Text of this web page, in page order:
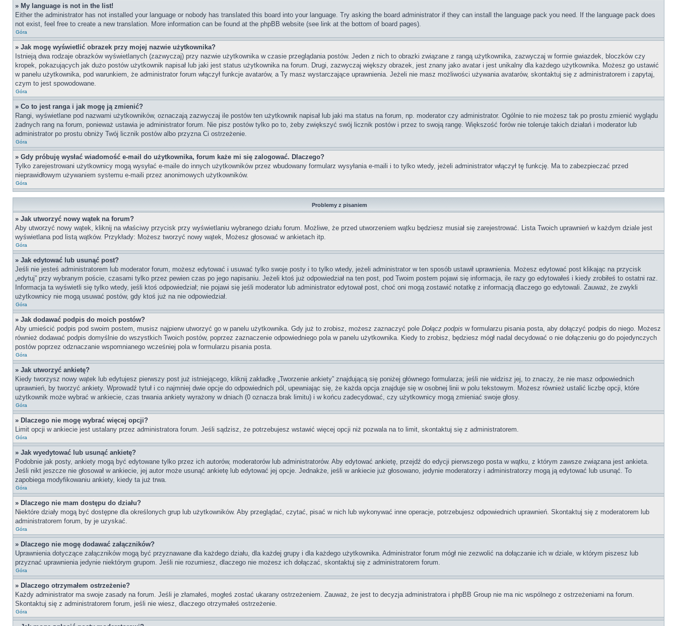
» My language is not in the list!
Either the administrator has not installed your language or nobody has translated this board into your language. Try asking the board administrator if they can install the language pack you need. If the language pack does
not exist, feel free to create a new translation. More information can be found at the phpBB website (see link at the bottom of board pages).
Góra
» Jak mogę wyświetlić obrazek przy mojej nazwie użytkownika?
Istnieją dwa rodzaje obrazków wyświetlanych (zazwyczaj) przy nazwie użytkownika w czasie przeglądania postów. Jeden z nich to obrazki związane z rangą użytkownika, zazwyczaj w formie gwiazdek, bloczków czy
kropek, pokazujących jak dużo postów użytkownik napisał lub jaki jest status użytkownika na forum. Drugi, zazwyczaj większy obrazek, jest znany jako avatar i jest unikalny dla każdego użytkownika. Możesz go ustawić
w panelu użytkownika, pod warunkiem, że administrator forum włączył funkcje avatarów, a Ty masz wystarczające uprawnienia. Jeżeli nie masz możliwości używania avatarów, skontaktuj się z administratorem i zapytaj,
czym to jest spowodowane.
Góra
» Co to jest ranga i jak mogę ją zmienić?
Rangi, wyświetlane pod nazwami użytkowników, oznaczają zazwyczaj ile postów ten użytkownik napisał lub jaki ma status na forum, np. moderator czy administrator. Ogólnie to nie możesz tak po prostu zmienić wyglądu
żadnych rang na forum, ponieważ ustawia je administrator forum. Nie pisz postów tylko po to, żeby zwiększyć swój licznik postów i przez to swoją rangę. Większość forów nie toleruje takich działań i moderator lub
administrator po prostu obniży Twój licznik postów albo przyzna Ci ostrzeżenie.
Góra
» Gdy próbuję wysłać wiadomość e-mail do użytkownika, forum każe mi się zalogować. Dlaczego?
Tylko zarejestrowani użytkownicy mogą wysyłać e-maile do innych użytkowników przez wbudowany formularz wysyłania e-maili i to tylko wtedy, jeżeli administrator włączył tę funkcję. Ma to zabezpieczać przed
nieprawidłowym używaniem systemu e-maili przez anonimowych użytkowników.
Góra
Problemy z pisaniem
» Jak utworzyć nowy wątek na forum?
Aby utworzyć nowy wątek, kliknij na właściwy przycisk przy wyświetlaniu wybranego działu forum. Możliwe, że przed utworzeniem wątku będziesz musiał się zarejestrować. Lista Twoich uprawnień w każdym dziale jest
wyświetlana pod listą wątków. Przykłady: Możesz tworzyć nowy wątek, Możesz głosować w ankietach itp.
Góra
» Jak edytować lub usunąć post?
Jeśli nie jesteś administratorem lub moderator forum, możesz edytować i usuwać tylko swoje posty i to tylko wtedy, jeżeli administrator w ten sposób ustawił uprawnienia. Możesz edytować post klikając na przycisk
„edytuj” przy wybranym poście, czasami tylko przez pewien czas po jego napisaniu. Jeżeli ktoś już odpowiedział na ten post, pod Twoim postem pojawi się informacja, ile razy go edytowałeś i kiedy zrobiłeś to ostatni raz.
Informacja ta wyświetli się tylko wtedy, jeśli ktoś odpowiedział; nie pojawi się jeśli moderator lub administrator edytował post, choć oni mogą zostawić notatkę z informacją dlaczego go edytowali. Zauważ, że zwykli
użytkownicy nie mogą usuwać postów, gdy ktoś już na nie odpowiedział.
Góra
» Jak dodawać podpis do moich postów?
Aby umieścić podpis pod swoim postem, musisz najpierw utworzyć go w panelu użytkownika. Gdy już to zrobisz, możesz zaznaczyć pole Dołącz podpis w formularzu pisania posta, aby dołączyć podpis do niego. Możesz
również dodawać podpis domyślnie do wszystkich Twoich postów, poprzez zaznaczenie odpowiedniego pola w panelu użytkownika. Kiedy to zrobisz, będziesz mógł nadal decydować o nie dołączeniu go do pojedynczych
postów poprzez odznaczanie wspomnianego wcześniej pola w formularzu pisania posta.
Góra
» Jak utworzyć ankietę?
Kiedy tworzysz nowy wątek lub edytujesz pierwszy post już istniejącego, kliknij zakładkę „Tworzenie ankiety” znajdującą się poniżej głównego formularza; jeśli nie widzisz jej, to znaczy, że nie masz odpowiednich
uprawnień, by tworzyć ankiety. Wprowadź tytuł i co najmniej dwie opcje do odpowiednich pól, upewniając się, że każda opcja znajduje się w osobnej linii w polu tekstowym. Możesz również ustalić liczbę opcji, które
użytkownik może wybrać w ankiecie, czas trwania ankiety wyrażony w dniach (0 oznacza brak limitu) i w końcu zadecydować, czy użytkownicy mogą zmieniać swoje głosy.
Góra
» Dlaczego nie mogę wybrać więcej opcji?
Limit opcji w ankiecie jest ustalany przez administratora forum. Jeśli sądzisz, że potrzebujesz wstawić więcej opcji niż pozwala na to limit, skontaktuj się z administratorem.
Góra
» Jak wyedytować lub usunąć ankietę?
Podobnie jak posty, ankiety mogą być edytowane tylko przez ich autorów, moderatorów lub administratorów. Aby edytować ankietę, przejdź do edycji pierwszego posta w wątku, z którym zawsze związana jest ankieta.
Jeśli nikt jeszcze nie głosował w ankiecie, jej autor może usunąć ankietę lub edytować jej opcje. Jednakże, jeśli w ankiecie już głosowano, jedynie moderatorzy i administratorzy mogą ją edytować lub usunąć. To
zapobiega modyfikowaniu ankiety, kiedy ta już trwa.
Góra
» Dlaczego nie mam dostępu do działu?
Niektóre działy mogą być dostępne dla określonych grup lub użytkowników. Aby przeglądać, czytać, pisać w nich lub wykonywać inne operacje, potrzebujesz odpowiednich uprawnień. Skontaktuj się z moderatorem lub
administratorem forum, by je uzyskać.
Góra
» Dlaczego nie mogę dodawać załączników?
Uprawnienia dotyczące załączników mogą być przyznawane dla każdego działu, dla każdej grupy i dla każdego użytkownika. Administrator forum mógł nie zezwolić na dołączanie ich w dziale, w którym piszesz lub
przyznać uprawnienia jedynie niektórym grupom. Jeśli nie rozumiesz, dlaczego nie możesz ich dołączać, skontaktuj się z administratorem forum.
Góra
» Dlaczego otrzymałem ostrzeżenie?
Każdy administrator ma swoje zasady na forum. Jeśli je złamałeś, mogłeś zostać ukarany ostrzeżeniem. Zauważ, że jest to decyzja administratora i phpBB Group nie ma nic wspólnego z ostrzeżeniami na forum.
Skontaktuj się z administratorem forum, jeśli nie wiesz, dlaczego otrzymałeś ostrzeżenie.
Góra